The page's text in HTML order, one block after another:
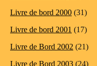
Livre de bord 2000 (31)
Livre de bord 2001 (17)
Livre de Bord 2002 (21)
Livre de Bord 2003 (24)